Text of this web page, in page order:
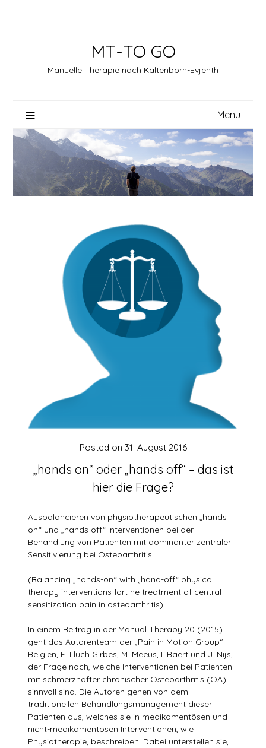
MT-TO GO
Manuelle Therapie nach Kaltenborn-Evjenth
Menu
„hands on“ oder „hands off“ – das ist
hier die Frage?
Posted on 31. August 2016
Ausbalancieren von physiotherapeutischen „hands
on“ und „hands off“ Interventionen bei der
Behandlung von Patienten mit dominanter zentraler
Sensitivierung bei Osteoarthritis.
(Balancing „hands-on“ with „hand-off“ physical
therapy interventions fort he treatment of central
sensitization pain in osteoarthritis)
In einem Beitrag in der Manual Therapy 20 (2015)
geht das Autorenteam der „Pain in Motion Group“
Belgien, E. Lluch Girbes, M. Meeus, I. Baert und J. Nijs,
der Frage nach, welche Interventionen bei Patienten
mit schmerzhafter chronischer Osteoarthritis (OA)
sinnvoll sind. Die Autoren gehen von dem
traditionellen Behandlungsmanagement dieser
Patienten aus, welches sie in medikamentösen und
nicht-medikamentösen Interventionen, wie
Physiotherapie, beschreiben. Dabei unterstellen sie,